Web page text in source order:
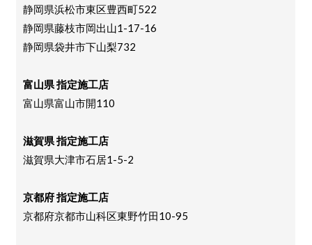
静岡県浜松市東区豊西町522
静岡県藤枝市岡出山1-17-16
静岡県袋井市下山梨732
富山県 指定施工店
富山県富山市開110
滋賀県 指定施工店
滋賀県大津市石居1-5-2
京都府 指定施工店
京都府京都市山科区東野竹田10-95